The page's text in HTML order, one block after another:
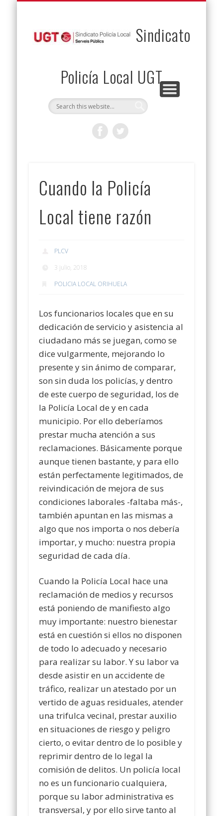
Sindicato
Policía Local UGT
Cuando la Policía
Local tiene razón
PLCV
3 julio, 2018
POLICIA LOCAL ORIHUELA
Los funcionarios locales que en su
dedicación de servicio y asistencia al
ciudadano más se juegan, como se
dice vulgarmente, mejorando lo
presente y sin ánimo de comparar,
son sin duda los policías, y dentro
de este cuerpo de seguridad, los de
la Policía Local de y en cada
municipio. Por ello deberíamos
prestar mucha atención a sus
reclamaciones. Básicamente porque
aunque tienen bastante, y para ello
están perfectamente legitimados, de
reivindicación de mejora de sus
condiciones laborales -faltaba más-,
también apuntan en las mismas a
algo que nos importa o nos debería
importar, y mucho: nuestra propia
seguridad de cada día.
Cuando la Policía Local hace una
reclamación de medios y recursos
está poniendo de manifiesto algo
muy importante: nuestro bienestar
está en cuestión si ellos no disponen
de todo lo adecuado y necesario
para realizar su labor. Y su labor va
desde asistir en un accidente de
tráfico, realizar un atestado por un
vertido de aguas residuales, atender
una trifulca vecinal, prestar auxilio
en situaciones de riesgo y peligro
cierto, o evitar dentro de lo posible y
reprimir dentro de lo legal la
comisión de delitos. Un policía local
no es un funcionario cualquiera,
porque su labor administrativa es
transversal, y por ello sirve tanto al